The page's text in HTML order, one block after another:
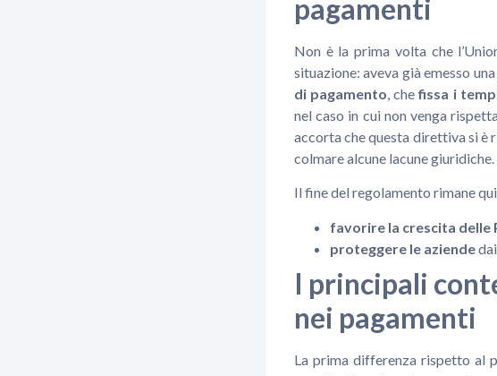
pagamenti
Non è la prima volta che
situazione: aveva già emesso una
di pagamento, chefissa i
nel caso in cui non venga
accorta che questa direttiva si è
colmare alcune lacune giuridiche.
Il fine del regolamento rimane
favorire la crescita delle
proteggere le aziende
I principali
nei pagamenti
La prima differenza rispetto al